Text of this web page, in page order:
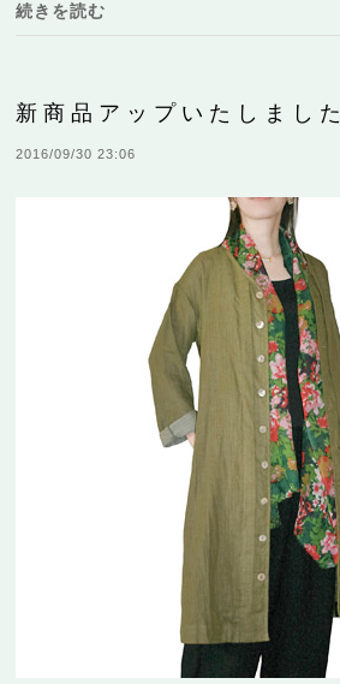
続きを読む
新商品アップいたしました
2016/09/30 23:06